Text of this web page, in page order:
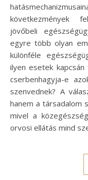
következmények
jövőbeli
egyre több olyan
különféle
ilyen esetek
cserbenhagyja-e
szenvednek? A
hanem a társadalom
mivel a
orvosi ellátás mind